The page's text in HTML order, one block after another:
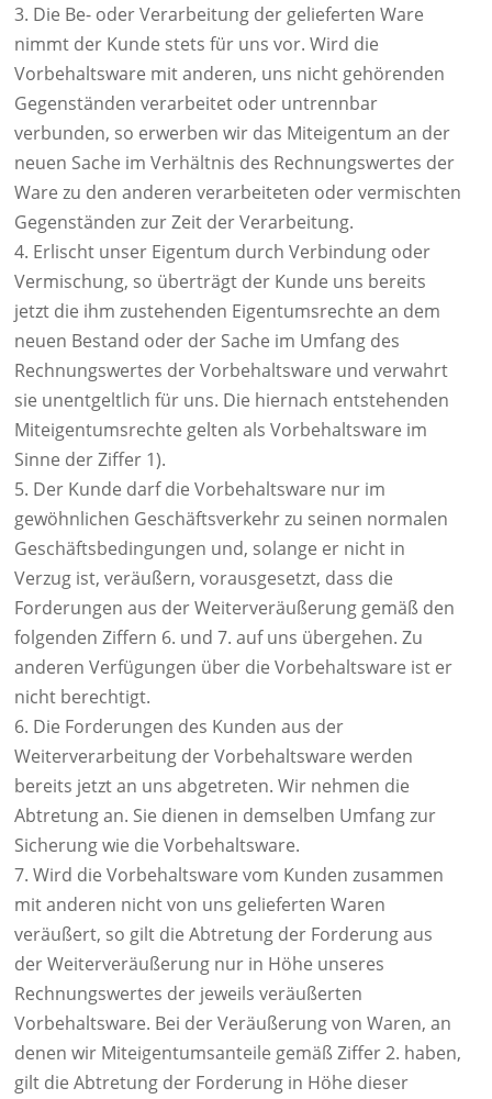
3. Die Be- oder Verarbeitung der gelieferten Ware
nimmt der Kunde stets für uns vor. Wird die
Vorbehaltsware mit anderen, uns nicht gehörenden
Gegenständen verarbeitet oder untrennbar
verbunden, so erwerben wir das Miteigentum an der
neuen Sache im Verhältnis des Rechnungswertes der
Ware zu den anderen verarbeiteten oder vermischten
Gegenständen zur Zeit der Verarbeitung.
4. Erlischt unser Eigentum durch Verbindung oder
Vermischung, so überträgt der Kunde uns bereits
jetzt die ihm zustehenden Eigentumsrechte an dem
neuen Bestand oder der Sache im Umfang des
Rechnungswertes der Vorbehaltsware und verwahrt
sie unentgeltlich für uns. Die hiernach entstehenden
Miteigentumsrechte gelten als Vorbehaltsware im
Sinne der Ziffer 1).
5. Der Kunde darf die Vorbehaltsware nur im
gewöhnlichen Geschäftsverkehr zu seinen normalen
Geschäftsbedingungen und, solange er nicht in
Verzug ist, veräußern, vorausgesetzt, dass die
Forderungen aus der Weiterveräußerung gemäß den
folgenden Ziffern 6. und 7. auf uns übergehen. Zu
anderen Verfügungen über die Vorbehaltsware ist er
nicht berechtigt.
6. Die Forderungen des Kunden aus der
Weiterverarbeitung der Vorbehaltsware werden
bereits jetzt an uns abgetreten. Wir nehmen die
Abtretung an. Sie dienen in demselben Umfang zur
Sicherung wie die Vorbehaltsware.
7. Wird die Vorbehaltsware vom Kunden zusammen
mit anderen nicht von uns gelieferten Waren
veräußert, so gilt die Abtretung der Forderung aus
der Weiterveräußerung nur in Höhe unseres
Rechnungswertes der jeweils veräußerten
Vorbehaltsware. Bei der Veräußerung von Waren, an
denen wir Miteigentumsanteile gemäß Ziffer 2. haben,
gilt die Abtretung der Forderung in Höhe dieser